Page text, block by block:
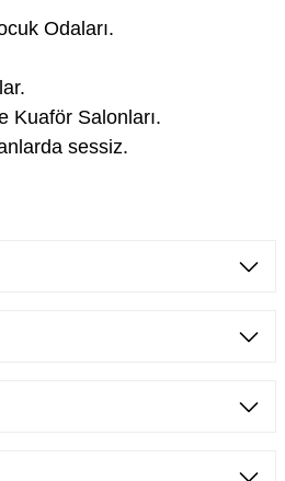
Odaları.
Kuaför Salonları.
sessiz.